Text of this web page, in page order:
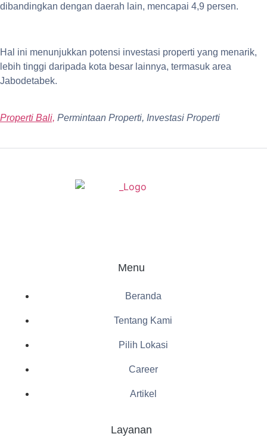
dibandingkan dengan daerah lain, mencapai 4,9 persen.
Hal ini menunjukkan potensi investasi properti yang menarik,
lebih tinggi daripada kota besar lainnya, termasuk area
Jabodetabek.
Properti Bali, Permintaan Properti, Investasi Properti
Menu
Beranda
Tentang Kami
Pilih Lokasi
Career
Artikel
Layanan